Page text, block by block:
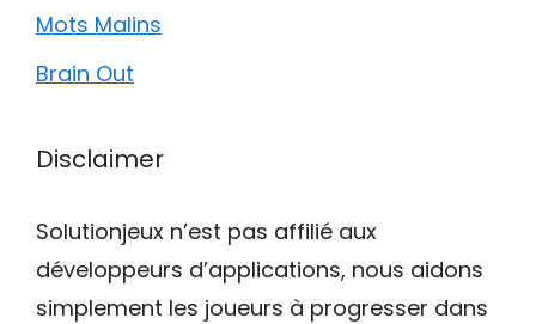
Mots Malins
Brain Out
Disclaimer
Solutionjeux n’est pas affilié aux
développeurs d’applications, nous aidons
simplement les joueurs à progresser dans